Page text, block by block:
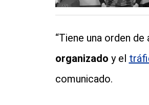
“Tiene una orden
organizado y el
comunicado.